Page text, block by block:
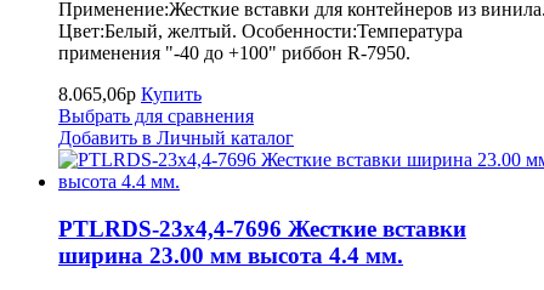
Применение:Жесткие вставки для контейнеров из
Цвет:Белый, желтый. Особенности:Температура
применения "-40 до +100" риббон R-7950.
8.065,06р Купить
Выбрать для сравнения
Добавить в Личный каталог
PTLRDS-23x4,4-7696 Жесткие вставки
ширина 23.00 мм высота 4.4 мм.